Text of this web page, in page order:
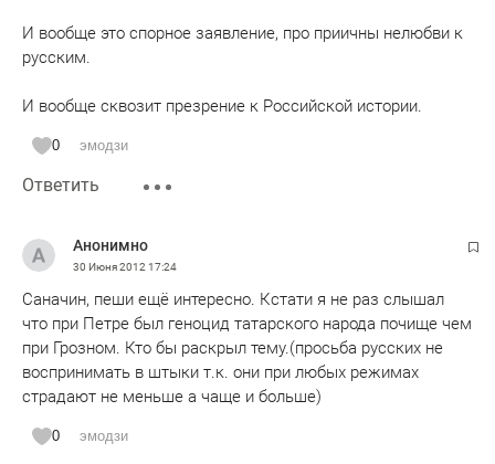
И вообще это спорное заявление, про приичны нелюбви к
русским.
И вообще сквозит презрение к Российской истории.
0 эмодзи
Ответить
Анонимно
30 Июня 2012 17:24
Саначин, пеши ещё интересно. Кстати я не раз слышал
что при Петре был геноцид татарского народа почище чем
при Грозном. Кто бы раскрыл тему.(просьба русских не
воспринимать в штыки т.к. они при любых режимах
страдают не меньше а чаще и больше)
0 эмодзи